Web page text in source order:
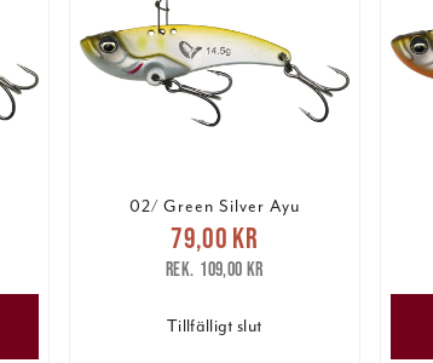
02/ Green Silver Ayu
Nuvarande pris:
79,00 krTidigare pris
109,00 kr
79,00 kr
109,00 kr
Tillfälligt slut